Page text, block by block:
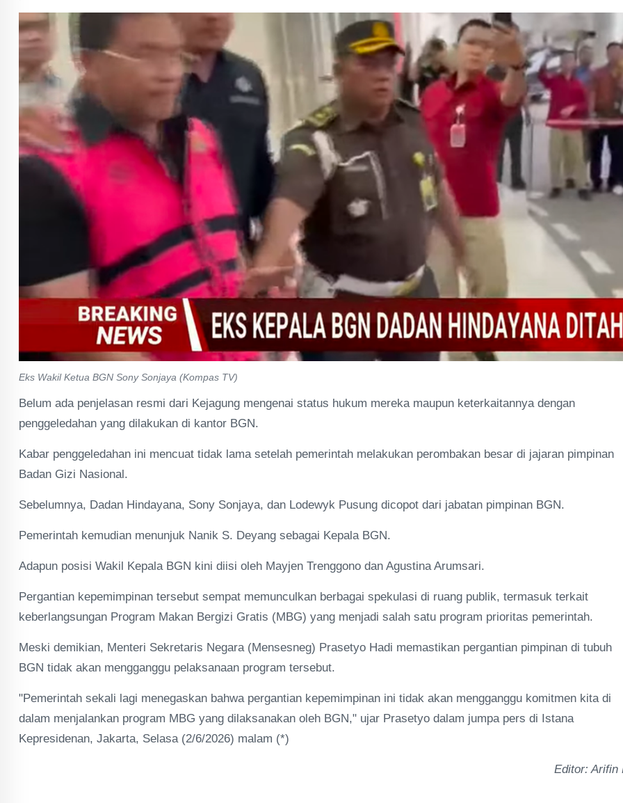
Eks Wakil Ketua BGN Sony Sonjaya (Kompas TV)
Belum ada penjelasan resmi dari Kejagung mengenai status hukum mereka maupun keterkaitannya dengan
penggeledahan yang dilakukan di kantor BGN.
Kabar penggeledahan ini mencuat tidak lama setelah pemerintah melakukan perombakan besar di jajaran pimpinan
Badan Gizi Nasional.
Sebelumnya, Dadan Hindayana, Sony Sonjaya, dan Lodewyk Pusung dicopot dari jabatan pimpinan BGN.
Pemerintah kemudian menunjuk Nanik S. Deyang sebagai Kepala BGN.
Adapun posisi Wakil Kepala BGN kini diisi oleh Mayjen Trenggono dan Agustina Arumsari.
Pergantian kepemimpinan tersebut sempat memunculkan berbagai spekulasi di ruang publik, termasuk terkait
keberlangsungan Program Makan Bergizi Gratis (MBG) yang menjadi salah satu program prioritas pemerintah.
Meski demikian, Menteri Sekretaris Negara (Mensesneg) Prasetyo Hadi memastikan pergantian pimpinan di tubuh
BGN tidak akan mengganggu pelaksanaan program tersebut.
"Pemerintah sekali lagi menegaskan bahwa pergantian kepemimpinan ini tidak akan mengganggu komitmen kita di
dalam menjalankan program MBG yang dilaksanakan oleh BGN," ujar Prasetyo dalam jumpa pers di Istana
Kepresidenan, Jakarta, Selasa (2/6/2026) malam (*)
Editor: Arifin